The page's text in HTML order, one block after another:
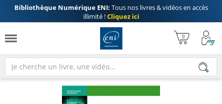
Bibliothèque Numérique ENI: Tous nos livres & vidéos en accès
illimité !Cliquez ici